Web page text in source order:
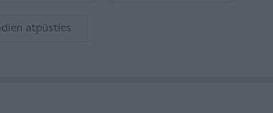
atpūsties